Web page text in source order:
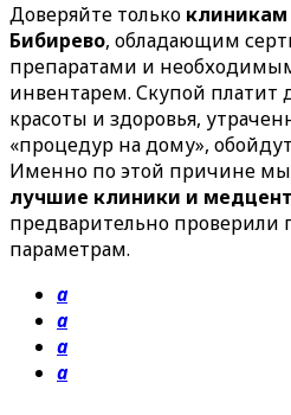
Доверяйте только клиникам
Бибирево, обладающим
препаратами и
инвентарем. Скупой платит
красоты и здоровья,
«процедур на дому»,
Именно по этой причине мы
лучшие клиники и
предварительно
параметрам.
a
a
a
a